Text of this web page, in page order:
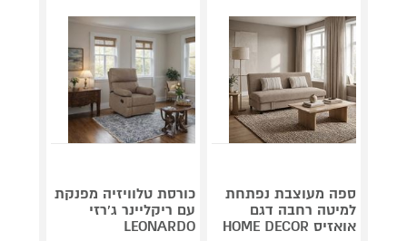
ספה מעוצבת נפתחת
למיטה רחבה דגם
אואזיס HOME DECOR
כורסת טלוויזיה מפנקת
עם ריקליינר ג'רזי
LEONARDO